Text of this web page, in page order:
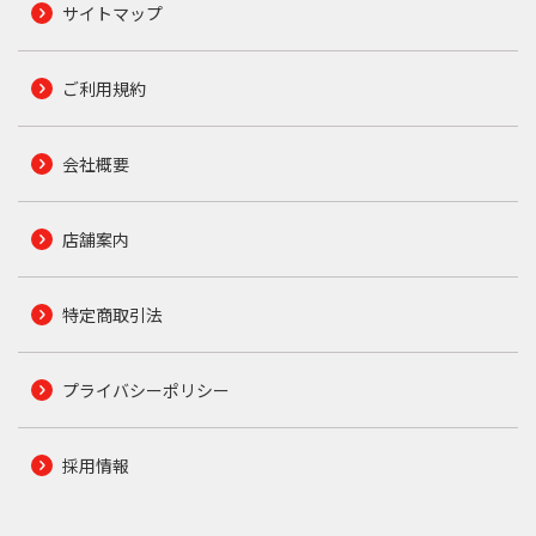
サイトマップ
ご利用規約
会社概要
店舗案内
特定商取引法
プライバシーポリシー
採用情報